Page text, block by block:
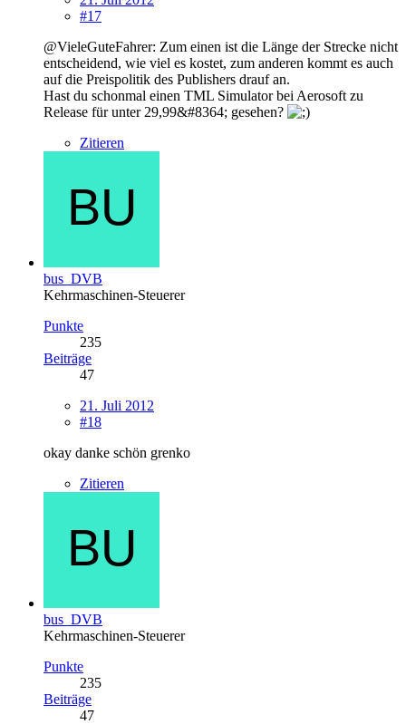
#17
@VieleGuteFahrer: Zum einen ist die Länge der Strecke nicht
entscheidend, wie viel es kostet, zum anderen kommt es auch
auf die Preispolitik des Publishers drauf an.
Hast du schonmal einen TML Simulator bei Aerosoft zu
Release für unter 29,99&#8364; gesehen?
Zitieren
bus_DVB
Kehrmaschinen-Steuerer
Punkte
235
Beiträge
47
21. Juli 2012
#18
okay danke schön grenko
Zitieren
bus_DVB
Kehrmaschinen-Steuerer
Punkte
235
Beiträge
47